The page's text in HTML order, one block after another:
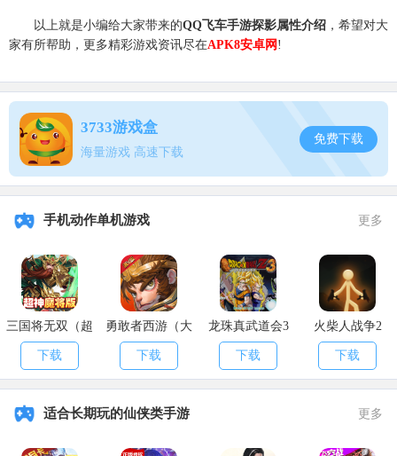
以上就是小编给大家带来的QQ飞车手游探影属性介绍 ，希望对大
家有所帮助，更多精彩游戏资讯尽在APK8安卓网 !
3733游戏盒
海量游戏 高速下载
免费下载
手机动作单机游戏 更多
三国将无双（超
神魔将版）
下载
勇敢者西游（大
乱斗）
下载
龙珠真武道会3
下载
火柴人战争2
下载
适合长期玩的仙侠类手游 更多